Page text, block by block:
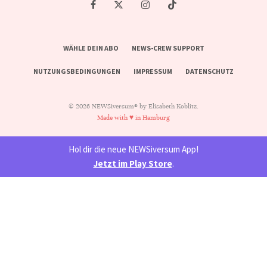
WÄHLE DEIN ABO NEWS-CREW SUPPORT
NUTZUNGSBEDINGUNGEN IMPRESSUM DATENSCHUTZ
© 2026 NEWSiversum® by Elisabeth Koblitz.
Made with ♥ in Hamburg
Hol dir die neue NEWSiversum App!
Jetzt im Play Store.